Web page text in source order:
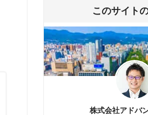
このサイト
株式会社アドバ